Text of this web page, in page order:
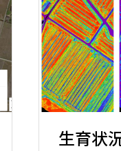
生育状